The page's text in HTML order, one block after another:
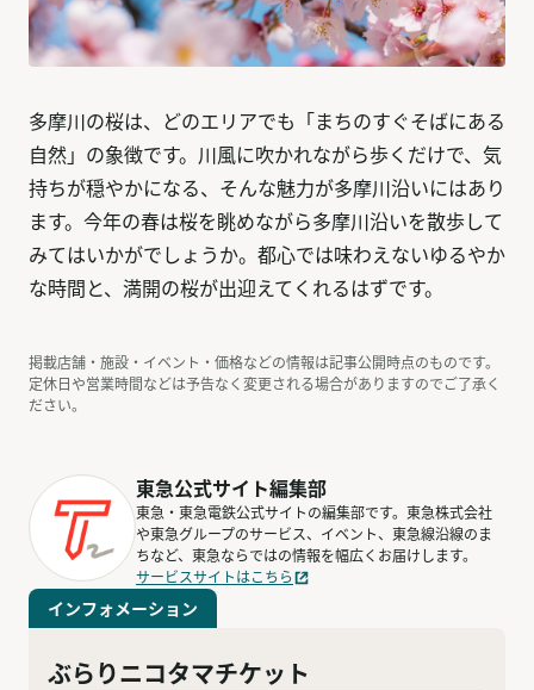
多摩川の桜は、どのエリアでも「まちのすぐそばにある
自然」の象徴です。川風に吹かれながら歩くだけで、気
持ちが穏やかになる、そんな魅力が多摩川沿いにはあり
ます。今年の春は桜を眺めながら多摩川沿いを散歩して
みてはいかがでしょうか。都心では味わえないゆるやか
な時間と、満開の桜が出迎えてくれるはずです。
掲載店舗・施設・イベント・価格などの情報は記事公開時点のものです。
定休日や営業時間などは予告なく変更される場合がありますのでご了承く
ださい。
東急公式サイト編集部
東急・東急電鉄公式サイトの編集部です。東急株式会社
や東急グループのサービス、イベント、東急線沿線のま
ちなど、東急ならではの情報を幅広くお届けします。
サービスサイトはこちら
インフォメーション
ぶらりニコタマチケット